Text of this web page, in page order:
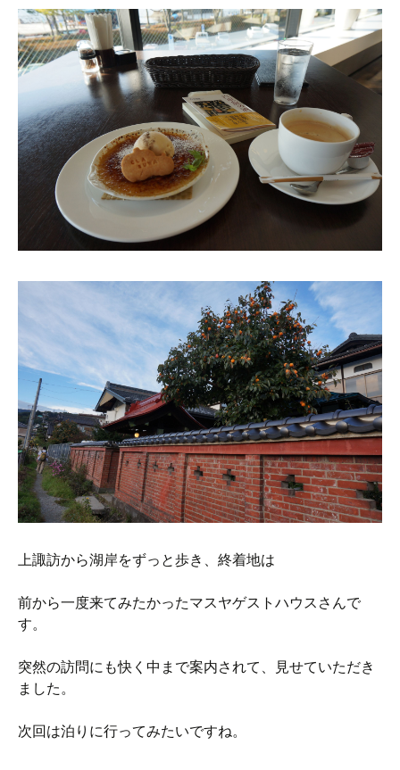
上諏訪から湖岸をずっと歩き、終着地は
前から一度来てみたかったマスヤゲストハウスさんで
す。
突然の訪問にも快く中まで案内されて、見せていただき
ました。
次回は泊りに行ってみたいですね。